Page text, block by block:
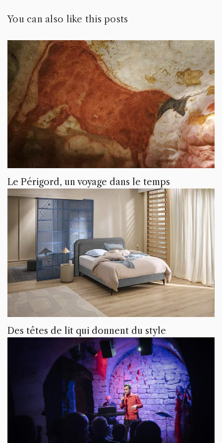
You can also like this posts
Le Périgord, un voyage dans le temps
Des têtes de lit qui donnent du style